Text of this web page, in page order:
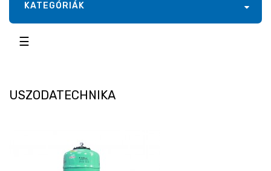
KATEGÓRIÁK
Toggle
☰
USZODATECHNIKA